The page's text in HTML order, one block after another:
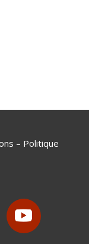
– Politique